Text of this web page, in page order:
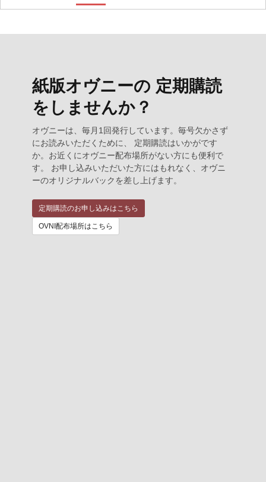
紙版オヴニーの 定期購読
をしませんか？
オヴニーは、毎月1回発行しています。毎号欠かさず
にお読みいただくために、 定期購読はいかがです
か。お近くにオヴニー配布場所がない方にも便利で
す。 お申し込みいただいた方にはもれなく、オヴニ
ーのオリジナルバックを差し上げます。
定期購読のお申し込みはこちら
OVNI配布場所はこちら